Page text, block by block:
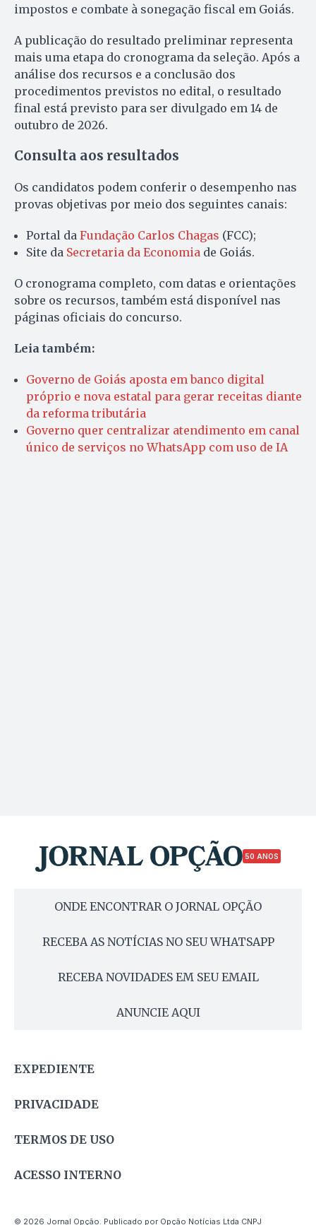
impostos e combate à sonegação fiscal em Goiás.
A publicação do resultado preliminar representa
mais uma etapa do cronograma da seleção. Após a
análise dos recursos e a conclusão dos
procedimentos previstos no edital, o resultado
final está previsto para ser divulgado em 14 de
outubro de 2026.
Consulta aos resultados
Os candidatos podem conferir o desempenho nas
provas objetivas por meio dos seguintes canais:
Portal da Fundação Carlos Chagas (FCC);
Site da Secretaria da Economia de Goiás.
O cronograma completo, com datas e orientações
sobre os recursos, também está disponível nas
páginas oficiais do concurso.
Leia também:
Governo de Goiás aposta em banco digital
próprio e nova estatal para gerar receitas diante
da reforma tributária
Governo quer centralizar atendimento em canal
único de serviços no WhatsApp com uso de IA
50 ANOS
ONDE ENCONTRAR O JORNAL OPÇÃO
RECEBA AS NOTÍCIAS NO SEU WHATSAPP
RECEBA NOVIDADES EM SEU EMAIL
ANUNCIE AQUI
EXPEDIENTE
PRIVACIDADE
TERMOS DE USO
ACESSO INTERNO
© 2026 Jornal Opção. Publicado por Opção Notícias Ltda CNPJ